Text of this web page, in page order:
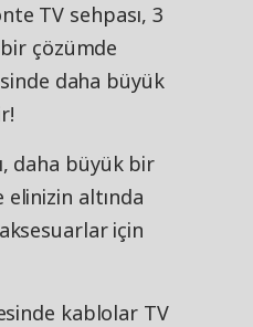
TV sehpası, 3
çözümde
daha büyük
daha büyük bir
altında
için
kablolar TV